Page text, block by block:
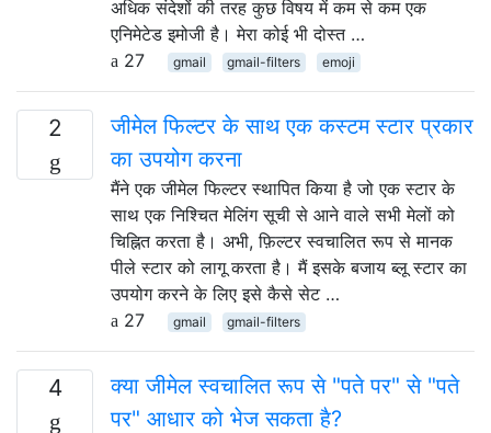
अधिक संदेशों की तरह कुछ विषय में कम से कम एक
एनिमेटेड इमोजी है। मेरा कोई भी दोस्त …
27
gmail gmail-filters emoji
2
जीमेल फिल्टर के साथ एक कस्टम स्टार प्रकार
का उपयोग करना
मैंने एक जीमेल फिल्टर स्थापित किया है जो एक स्टार के
साथ एक निश्चित मेलिंग सूची से आने वाले सभी मेलों को
चिह्नित करता है। अभी, फ़िल्टर स्वचालित रूप से मानक
पीले स्टार को लागू करता है। मैं इसके बजाय ब्लू स्टार का
उपयोग करने के लिए इसे कैसे सेट …
27
gmail gmail-filters
4
क्या जीमेल स्वचालित रूप से "पते पर" से "पते
पर" आधार को भेज सकता है?